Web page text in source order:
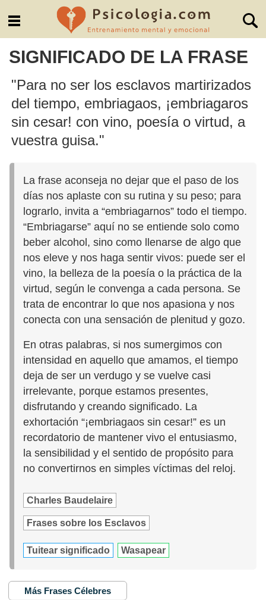
SIGNIFICADO DE LA FRASE
"Para no ser los esclavos martirizados
del tiempo, embriagaos, ¡embriagaros
sin cesar! con vino, poesía o virtud, a
vuestra guisa."
La frase aconseja no dejar que el paso de los
días nos aplaste con su rutina y su peso; para
lograrlo, invita a “embriagarnos” todo el tiempo.
“Embriagarse” aquí no se entiende solo como
beber alcohol, sino como llenarse de algo que
nos eleve y nos haga sentir vivos: puede ser el
vino, la belleza de la poesía o la práctica de la
virtud, según le convenga a cada persona. Se
trata de encontrar lo que nos apasiona y nos
conecta con una sensación de plenitud y gozo.
En otras palabras, si nos sumergimos con
intensidad en aquello que amamos, el tiempo
deja de ser un verdugo y se vuelve casi
irrelevante, porque estamos presentes,
disfrutando y creando significado. La
exhortación “¡embriagaos sin cesar!” es un
recordatorio de mantener vivo el entusiasmo,
la sensibilidad y el sentido de propósito para
no convertirnos en simples víctimas del reloj.
Charles Baudelaire
Frases sobre los Esclavos
Tuitear significado Wasapear
Más Frases Célebres